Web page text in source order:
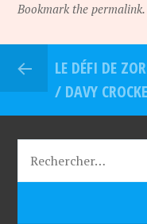
Bookmark the permalink.
LE DÉFI DE
/ DAVY